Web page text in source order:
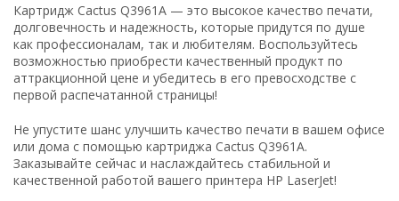
Картридж Cactus Q3961A — это высокое качество печати,
долговечность и надежность, которые придутся по душе
как профессионалам, так и любителям. Воспользуйтесь
возможностью приобрести качественный продукт по
аттракционной цене и убедитесь в его превосходстве с
первой распечатанной страницы!
Не упустите шанс улучшить качество печати в вашем офисе
или дома с помощью картриджа Cactus Q3961A.
Заказывайте сейчас и наслаждайтесь стабильной и
качественной работой вашего принтера HP LaserJet!